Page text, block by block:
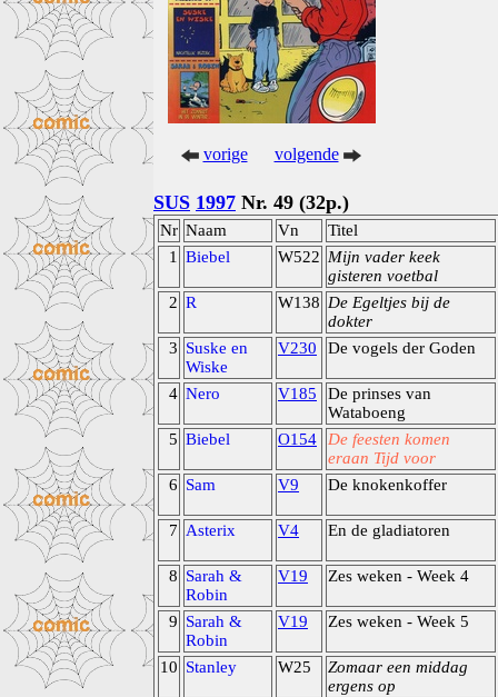
vorige volgende
SUS 1997 Nr. 49 (32p.)
Nr Naam Vn
Titel
1
Biebel W522 Mijn vader keek
gisteren voetbal
2 R W138 De Egeltjes bij de
dokter
3 Suske en
Wiske
V230 De vogels der Goden
4 Nero V185
De prinses van
Wataboeng
5 Biebel O154
De feesten komen
eraan Tijd voor
6 Sam V9 De knokenkoffer
7 Asterix V4 En de gladiatoren
8 Sarah &
Robin
V19 Zes weken - Week 4
9 Sarah &
Robin
V19 Zes weken - Week 5
10 Stanley W25
Zomaar een middag
ergens op